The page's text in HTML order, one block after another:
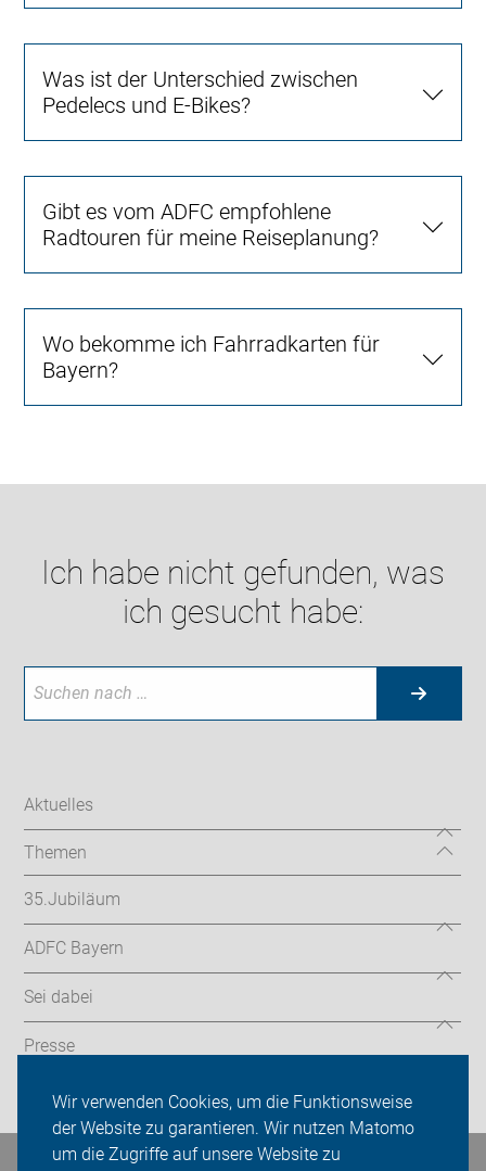
Wir verwenden Cookies, um die Funktionsweise
der Website zu garantieren. Wir nutzen Matomo
um die Zugriffe auf unsere Website zu
Was ist der Unterschied zwischen
Pedelecs und E-Bikes?
Gibt es vom ADFC empfohlene
Radtouren für meine Reiseplanung?
Wo bekomme ich Fahrradkarten für
Bayern?
Ich habe nicht gefunden, was
ich gesucht habe:
Aktuelles
Themen
35.Jubiläum
ADFC Bayern
Sei dabei
Presse
Login